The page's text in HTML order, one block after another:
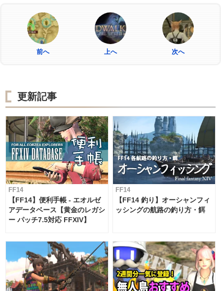
前へ 上へ 次へ
更新記事
FF14
【FF14】便利手帳 - エオルゼ
アデータベース【黄金のレガシ
ー パッチ7.5対応 FFXIV】
FF14
【FF14 釣り】オーシャンフィ
ッシングの航路の釣り方・餌